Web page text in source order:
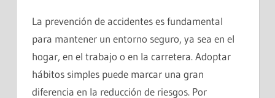
La prevención de accidentes es fundamental
para mantener un entorno seguro, ya sea en el
hogar, en el trabajo o en la carretera. Adoptar
hábitos simples puede marcar una gran
diferencia en la reducción de riesgos. Por